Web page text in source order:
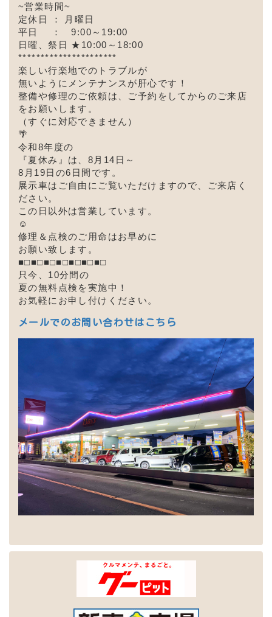
~営業時間~
定休日 ： 月曜日
平日 ： 9:00～19:00
日曜、祭日 ★10:00～18:00
**********************
楽しい行楽地でのトラブルが
無いようにメンテナンスが 肝心です！
整備や修理のご依頼は、ご予約をしてからのご来店
をお願いします。
（すぐに対応できません）
🌴
令和8年度の
『夏休み』は、8 月14日～
8月19日の6日間です。
展示車はご自由にご覧いただけますので、ご来店く
ださい。
この日以外は営業しています。
☺
修理＆点検のご用命はお早めに
お願い致します。
■□■□■□■□■□■□■□
只今、10分間の
夏の無料点検を実施中！
お気軽にお申し付けください。
メールでのお問い合わせはこちら